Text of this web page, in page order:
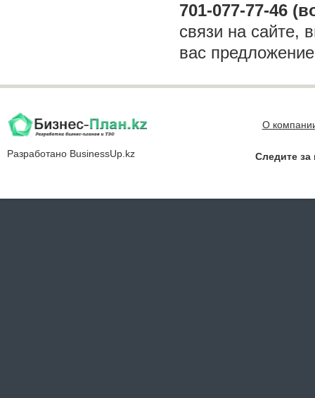
701-077-77-46
связи на сайте,
вас
Разработано BusinessUp.kz
О
Следите за